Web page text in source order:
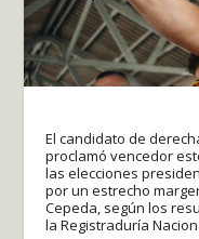
El candidato de
proclamó vencedor
las elecciones
por un estrecho
Cepeda, según los
la Registraduría